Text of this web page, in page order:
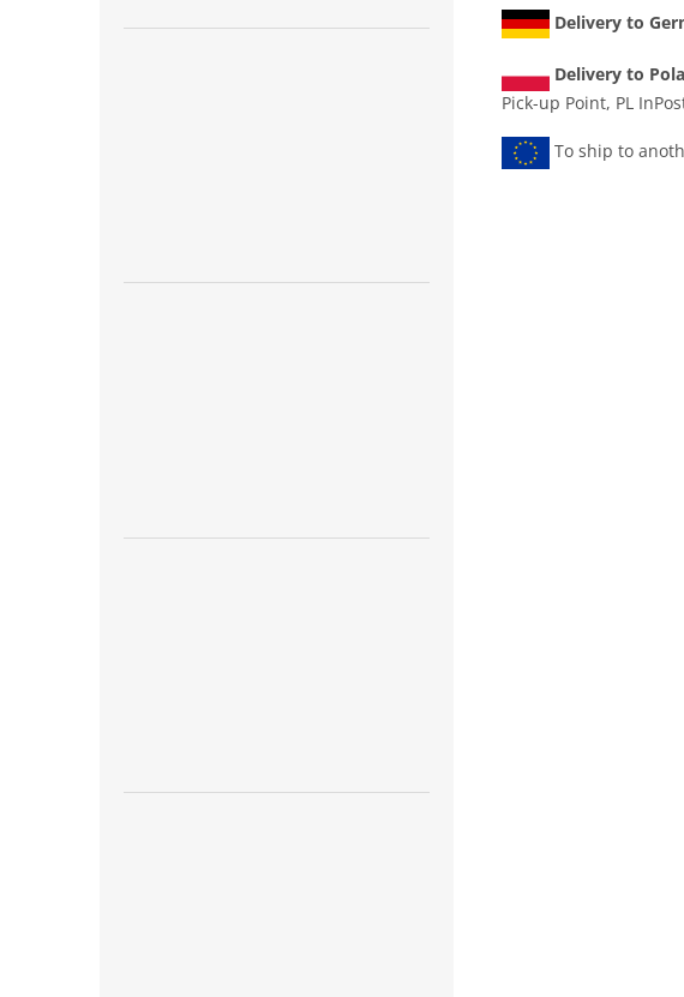
Delivery to
Delivery to
Pick-up Point, PL
To ship to